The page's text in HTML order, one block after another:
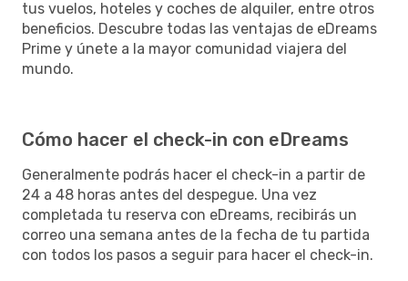
tus vuelos, hoteles y coches de alquiler, entre otros
beneficios. Descubre todas las ventajas de eDreams
Prime y únete a la mayor comunidad viajera del
mundo.
Cómo hacer el check-in con eDreams
Generalmente podrás hacer el check-in a partir de
24 a 48 horas antes del despegue. Una vez
completada tu reserva con eDreams, recibirás un
correo una semana antes de la fecha de tu partida
con todos los pasos a seguir para hacer el check-in.